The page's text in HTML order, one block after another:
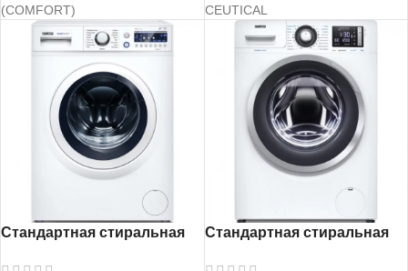
(COMFORT)
CEUTICAL
Стандартная стиральная
Стандартная стиральная